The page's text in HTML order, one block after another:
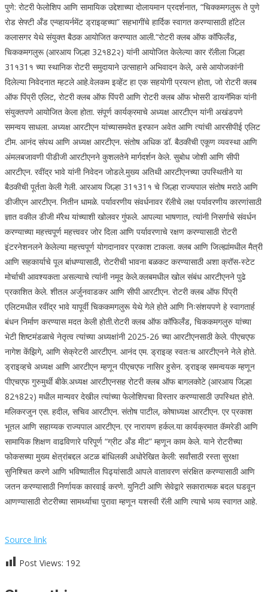
पुणे: रोटरी फेलोशिप आणि सामायिक उद्देशाच्या दोलायमान प्रदर्शनात, “चिक्कमगलुरू ते पुणे
रोड सेफ्टी अँड एन्व्हायर्नमेंट ड्राइव्हच्या” सहभागींचे हार्दिक स्वागत करण्यासाठी हॉटेल
कलासगर येथे संयुक्त बैठक आयोजित करण्यात आली.“रोटरी क्लब ऑफ कॉफिलँड,
चिककमगलुरू (आरआय जिल्हा 32१82२) यांनी आयोजित केलेल्या कार रॅलीला जिल्हा
31१31१ च्या स्थानिक रोटरी समुदायाने उत्साहाने अभिवादन केले, असे आयोजकांनी
दिलेल्या निवेदनात म्हटले आहे.वेलकम इव्हेंट हा एक सहयोगी प्रयत्न होता, जो रोटरी क्लब
ऑफ पिंप्री एलिट, रोटरी क्लब ऑफ पिंपरी आणि रोटरी क्लब ऑफ भोसरी डायनॅमिक यांनी
संयुक्तपणे आयोजित केला होता. संपूर्ण कार्यक्रमाचे अध्यक्ष आरटीएन यांनी अखंडपणे
समन्वय साधला. अध्यक्ष आरटीएन यांच्यासमवेत इरफान अवेत आणि त्यांची आरसीपीई एलिट
टीम. आनंद संपथ आणि अध्यक्ष आरटीएन. संतोष अधिक डॉ. बैठकीची एकूण व्यवस्था आणि
अंमलबजावणी पीडीजी आरटीएनने कुशलतेने मार्गदर्शन केले. सुबोध जोशी आणि सीपी
आरटीएन. रवींद्र भावे यांनी निवेदन जोडले.मुख्य अतिथी आरटीएनच्या उपस्थितीने या
बैठकीची पूर्तता केली गेली. आरआय जिल्हा 31१31१ चे जिल्हा राज्यपाल संतोष मराठे आणि
डीजीएन आरटीएन. नितीन धामळे. पर्यावरणीय संवर्धनावर रॅलीचे लक्ष पर्यावरणीय कारणांसाठी
ज्ञात वकील डीजी मॅरेथ यांच्याशी खोलवर गुंफले. आपल्या भाषणात, त्यांनी निसर्गाचे संवर्धन
करण्याच्या महत्त्वपूर्ण महत्त्ववर जोर दिला आणि पर्यावरणाचे रक्षण करण्यासाठी रोटरी
इंटरनेशनलने केलेल्या महत्त्वपूर्ण योगदानावर प्रकाश टाकला. क्लब आणि जिल्ह्यांमधील मैत्री
आणि सहकार्याचे पूल बांधण्यासाठी, रोटरीची भावना बळकट करण्यासाठी अशा क्रॉस-स्टेट
मोर्चाची आवश्यकता असल्याचे त्यांनी नमूद केले.क्लबमधील खोल संबंध आरटीएनने पुढे
प्रकाशित केले. शीतल अर्जुनवाडकर आणि सीपी आरटीएन. रोटरी क्लब ऑफ पिंप्री
एलिटमधील रवींद्र भावे यापूर्वी चिककमगलुरू येथे गेले होते आणि निःसंशयपणे हे स्वागतार्ह
बंधन निर्माण करण्यास मदत केली होती.रोटरी क्लब ऑफ कॉफिलँड, चिककमगलुरु यांच्या
भेटी शिष्टमंडळाचे नेतृत्व त्यांच्या अध्यक्षांनी 2025-26 च्या आरटीएनसाठी केले. पीएचएफ
नागेश केंझिगे, आणि सेक्रेटरी आरटीएन. आनंद एम. ड्राइव्ह स्वतःच आरटीएनने नेले होते.
ड्राइव्हचे अध्यक्ष आणि आरटीएन म्हणून पीएचएफ नासिर हुसेन. ड्राइव्ह समन्वयक म्हणून
पीएचएफ गुरुमुर्थी बीके.अध्यक्ष आरटीएनसह रोटरी क्लब ऑफ बागलकोटे (आरआय जिल्हा
82१82२) मधील मान्यवर देखील त्यांच्या फेलोशिपचा विस्तार करण्यासाठी उपस्थित होते.
मलिकरजुन एस. हदील, सचिव आरटीएन. संतोष पाटील, कोषाध्यक्ष आरटीएन. एर प्रकाश
भूतल आणि सहाय्यक राज्यपाल आरटीएन. एर नारायण हर्कल.या कार्यक्रमात कॅमरेडी आणि
सामायिक शिक्षण वाढविणारे परिपूर्ण “ग्रीट अँड मीट” म्हणून काम केले. याने रोटरीच्या
फोकसच्या मुख्य क्षेत्रांबद्दल अटळ बांधिलकी अधोरेखित केली: सर्वांसाठी रस्ता सुरक्षा
सुनिश्चित करणे आणि भविष्यातील पिढ्यांसाठी आपले वातावरण संरक्षित करण्यासाठी आणि
जतन करण्यासाठी निर्णायक कारवाई करणे. युनिटी आणि सेवेद्वारे सकारात्मक बदल घडवून
आणण्यासाठी रोटरीच्या सामर्थ्याचा पुरावा म्हणून यशस्वी रॅली आणि त्याचे भव्य स्वागत आहे.
Source link
Post Views: 192